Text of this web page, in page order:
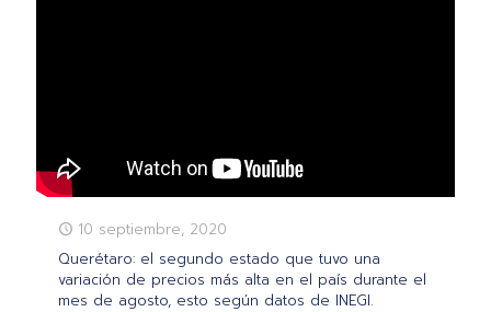
10 septiembre, 2020
Querétaro: el segundo estado que tuvo una
variación de precios más alta en el país durante el
mes de agosto, esto según datos de INEGI.